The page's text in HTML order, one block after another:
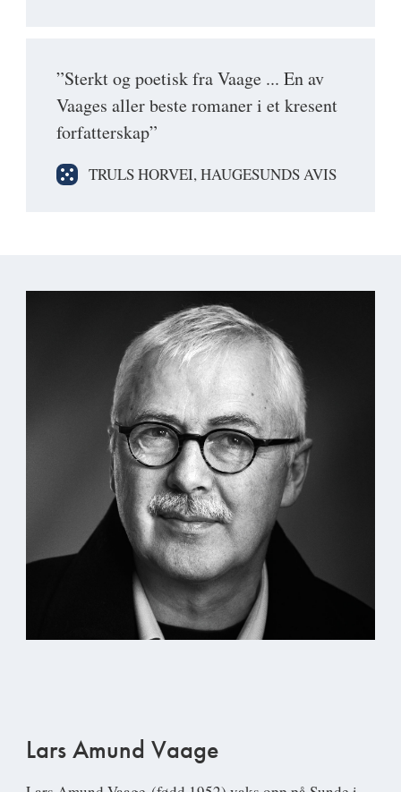
”Sterkt og poetisk fra Vaage ... En av
Vaages aller beste romaner i et kresent
forfatterskap”
TRULS HORVEI, HAUGESUNDS AVIS
Lars Amund Vaage